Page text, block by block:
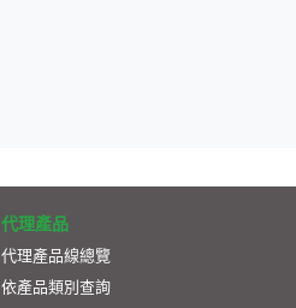
代理產品
代理產品線總覽
依產品類別查詢